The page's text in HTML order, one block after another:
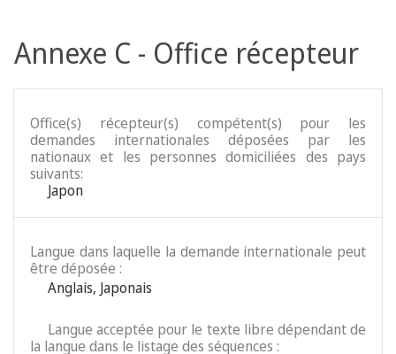
Annexe C - Office récepteur
Office(s) récepteur(s) compétent(s) pour les
demandes internationales déposées par les
nationaux et les personnes domiciliées des pays
suivants:
Japon
Langue dans laquelle la demande internationale peut
être déposée :
Anglais, Japonais
Langue acceptée pour le texte libre dépendant de
la langue dans le listage des séquences :